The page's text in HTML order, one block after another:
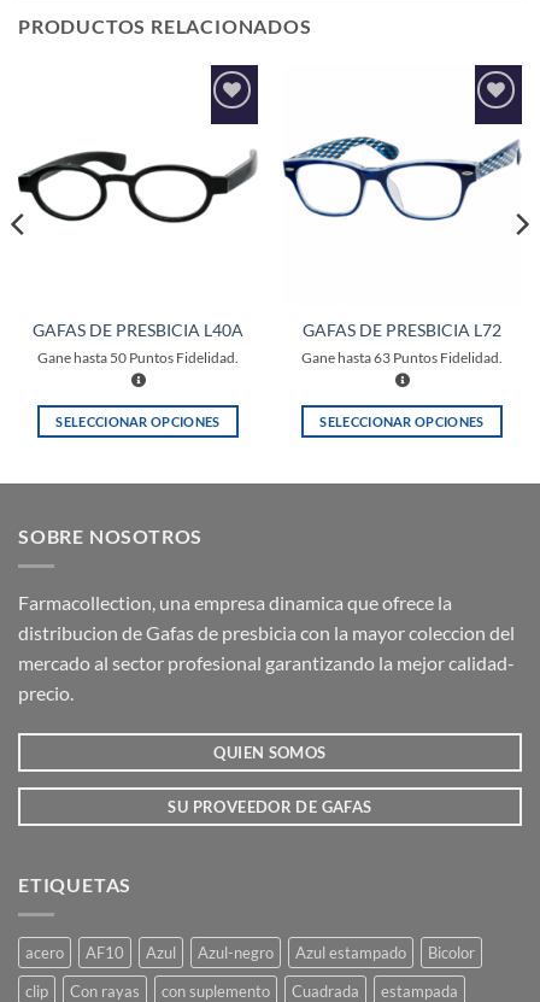
PRODUCTOS RELACIONADOS
Añadir
lista de
deseos
GAFAS DE PRESBICIA L40A
Gane hasta 50 Puntos Fidelidad.
SELECCIONAR OPCIONES
variantes.
opciones
se
elegir
de
producto
Añadir
lista de
deseos
GAFAS DE PRESBICIA L72
Gane hasta63 Puntos Fidelidad.
SELECCIONAR OPCIONES
opciones
elegir
de
SOBRE NOSOTROS
Farmacollection, una empresa dinamica que ofrece la
distribucion de Gafas de presbicia con la mayor coleccion del
mercado al sector profesional garantizando la mejor calidad-
precio.
QUIEN SOMOS
SU PROVEEDOR DE GAFAS
ETIQUETAS
acero AF10 Azul Azul-negro Azul estampado
Bicolor
clip
Con rayas con suplemento Cuadrada
estampada